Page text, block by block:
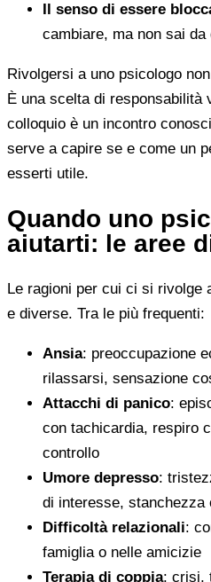
Il senso di essere
cambiare, ma non sai da
Rivolgersi a uno psicologo
È una scelta di
colloquio è un incontro
serve a capire se e come un
esserti utile.
Quando uno
aiutarti: le aree
Le ragioni per cui ci si rivolge
e diverse. Tra le più frequenti:
Ansia: preoccupazione
rilassarsi, sensazione
Attacchi di panico:
con tachicardia, respiro
controllo
Umore depresso:
di interesse, stanchezza
Difficoltà relazionali:
famiglia o nelle amicizie
Terapia di coppia: crisi,